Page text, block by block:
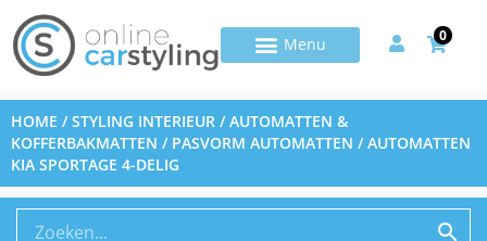
0
HOME /STYLING INTERIEUR /AUTOMATTEN &
KOFFERBAKMATTEN / PASVORM AUTOMATTEN / AUTOMATTEN
KIA SPORTAGE 4-DELIG